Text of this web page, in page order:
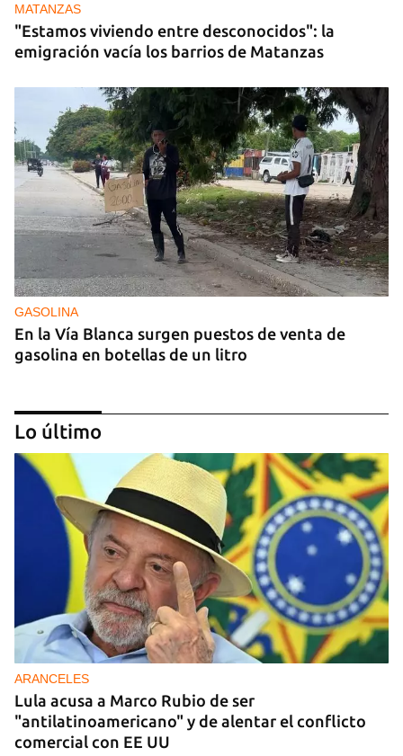
MATANZAS
"Estamos viviendo entre desconocidos": la
emigración vacía los barrios de Matanzas
GASOLINA
En la Vía Blanca surgen puestos de venta de
gasolina en botellas de un litro
DONACIONES
China entrega otros 5.000 sistemas fotovoltaicos
para zonas rurales de Cuba
Lo último
ARANCELES
Lula acusa a Marco Rubio de ser
"antilatinoamericano" y de alentar el conflicto
comercial con EE UU